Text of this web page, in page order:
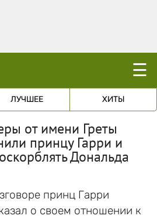
☰
ЛУЧШЕЕ ХИТЫ
от имени Греты
принцу Гарри и
Дональда
принц Гарри
о своем отношении к